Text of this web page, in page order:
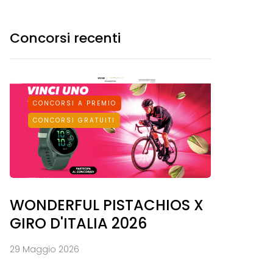
Concorsi recenti
CONCORSI A PREMIO
CONCORSI GRATUITI
WONDERFUL PISTACHIOS X
GIRO D'ITALIA 2026
29 Maggio 2026